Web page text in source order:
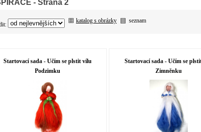
- Strana 2
katalog s obrázky seznam
Startovací sada - Učím se plstit vílu
Podzimku
Startovací sada - Učím se
Zimněnku